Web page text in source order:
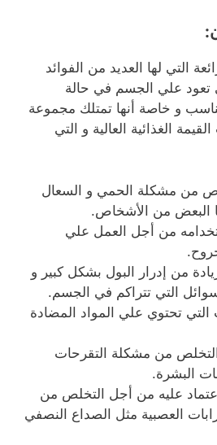
التي لها العديد من الفوائد
تعود علي الجسم في حالة
و خاصة أنها تمتلك مجموعة
الغذائية العالية و التي
من مشكلة الحمي و السعال
البعض من الأشخاص.
من أجل العمل علي
من إدرار البول بشكل كبير و
التي تتراكم في الجسم.
التي تحتوي علي المواد المضادة
من مشكلة التقرحات
البشرة.
عليه من أجل التخلص من
العصبية مثل الصداع النصفي